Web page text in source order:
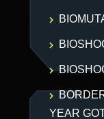
YEAR